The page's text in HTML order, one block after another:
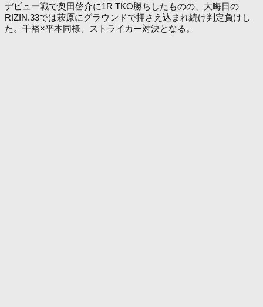
デビュー戦で奥田啓介に1R TKO勝ちしたものの、大晦日の
RIZIN.33では萩原にグラウンドで押さえ込まれ続け判定負けし
た。千裕×平本同様、ストライカー対決となる。